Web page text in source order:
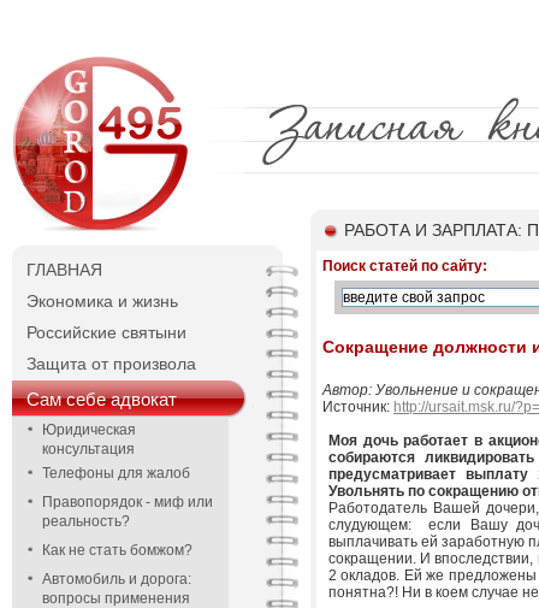
ГЛАВНАЯ
Экономика и жизнь
Российские святыни
Защита от произвола
Сам себе адвокат
Юридическая
консультация
Телефоны для жалоб
Правопорядок - миф или
реальность?
Как не стать бомжом?
Автомобиль и дорога:
вопросы применения
РАБОТА И ЗАРПЛАТА:
Поиск статей по сайту:
Сокращение должности
Автор: Увольнение и
Источник: http://ursait.msk.ru/
Моя дочь работает в
собираются
предусматривает
Увольнять по сокращению
Работодатель Вашей
слудующем: если Вашу
выплачивать ей заработную
сокращении. И
2 окладов. Ей же предложены
понятна?! Ни в коем случае